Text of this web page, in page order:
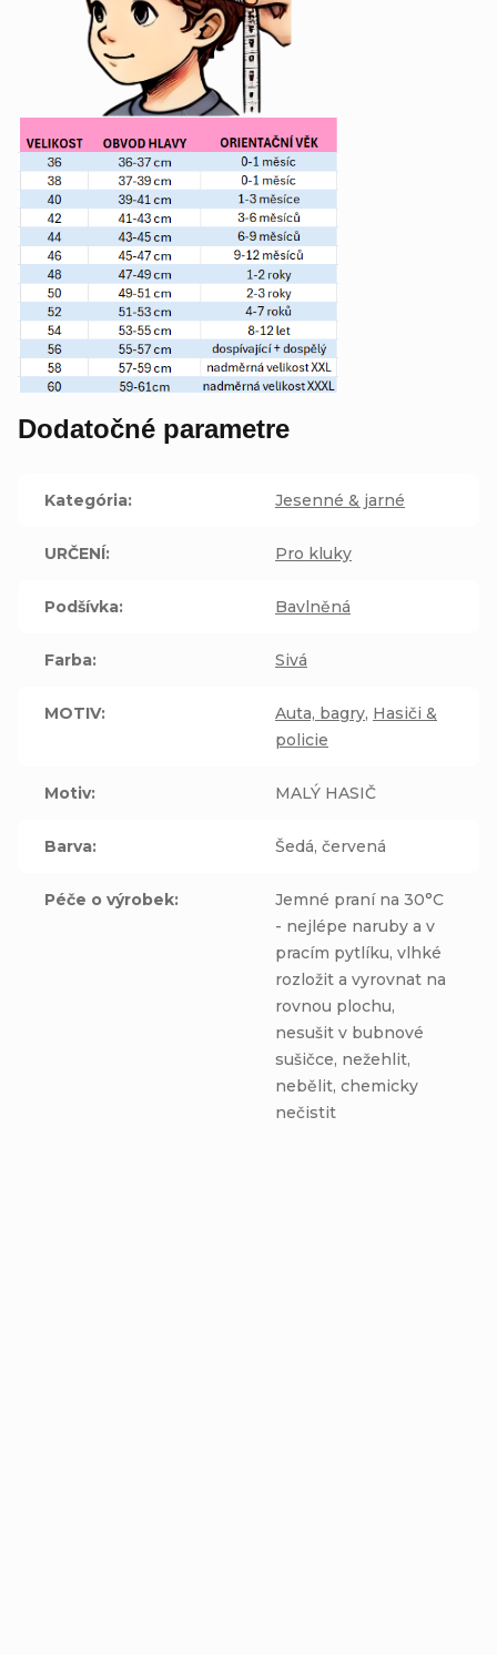
Dodatočné parametre
Kategória: Jesenné & jarné
URČENÍ: Pro kluky
Podšívka: Bavlněná
Farba: Sivá
MOTIV: Auta, bagry, Hasiči &
policie
Motiv: MALÝ HASIČ
Barva: Šedá, červená
Péče o výrobek:
Jemné praní na 30°C
- nejlépe naruby a v
pracím pytlíku, vlhké
rozložit a vyrovnat na
rovnou plochu,
nesušit v bubnové
sušičce, nežehlit,
nebělit, chemicky
nečistit